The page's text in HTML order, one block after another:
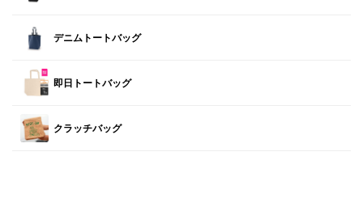
デニムトートバッグ
即日トートバッグ
クラッチバッグ